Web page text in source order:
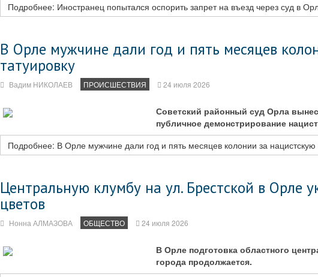
Подробнее: Иностранец попытался оспорить запрет на въезд через суд в
В Орле мужчине дали год и пять месяцев
татуировку
Вадим НИКОЛАЕВ ПРОИСШЕСТВИЯ 24 июля 2026
Советский районный суд Орла
публичное демонстрирование
Подробнее: В Орле мужчине дали год и пять месяцев колонии за нацистскую
Центральную клумбу на ул. Брестской в Орле
цветов
Нонна АЛМАЗОВА ОБЩЕСТВО 24 июля 2026
В Орле подготовка областного
города продолжается.